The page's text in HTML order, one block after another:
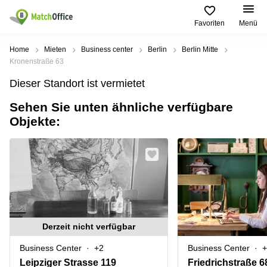
Favoriten Menü
Mieten / Vermieten
Produktseiten
Büro
mieten
center
Coworking
Space
Seminarraum
Virtuelles
Beliebte
Städte
Büro
mieten
Geschäftsadresse
Hamburg
Geschäftsadresse
mieten
Düsseldorf
Geschäftsadresse
Stuttgart
Büro
Beliebte
Suchanfragen
Regus
Dortmund
Ruhrallee
Dortmund
Office Club
Ballindamm
3
Rahel-
Hirsch-
Straße
Hilfe
Über uns
Büro vermieten
Log-in
Home Mieten Business center Berlin
Berlin Mitte
Kronenstraße 63
Dieser Standort ist vermietet
Sehen Sie unten ähnliche verfügbare
Objekte:
Derzeit nicht verfügbar
Business Center +2
Leipziger Strasse 119
Business Center
Friedrichstraße